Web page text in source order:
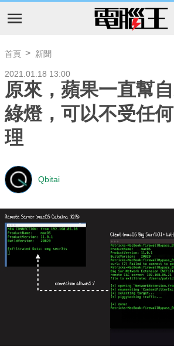
首頁 新聞
2021.01.18 13:00
原來，蘋果一直幫
綠燈，可以不受任
理
Qbitai